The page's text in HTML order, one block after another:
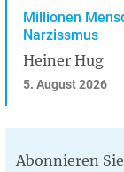
Millionen
Narzissmus
Heiner Hug
5. August 2026
Abonnieren